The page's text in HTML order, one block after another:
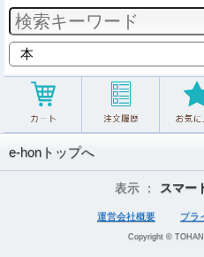
e-honトップへ
表示 ： スマー
運営会社概要 プラ
Copyright ©